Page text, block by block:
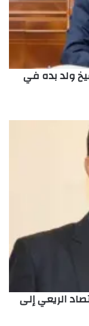
ولد بده في
الريعي إلى